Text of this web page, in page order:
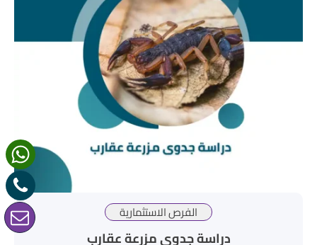
الفرص الاستثمارية
دراسة جدوى مزرعة عقارب